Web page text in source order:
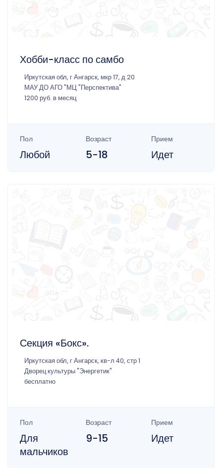
Хобби-класс по самбо
Иркутская обл, г Ангарск, мкр 17, д 20
МАУ ДО АГО "МЦ "Перспектива"
1200 руб. в месяц
Пол
Любой
Возраст
5-18
Прием
Идет
Секция «Бокс».
Иркутская обл, г Ангарск, кв-л 40, стр 1
Дворец культуры "Энергетик"
бесплатно
Пол
Для
мальчиков
Возраст
9-15
Прием
Идет